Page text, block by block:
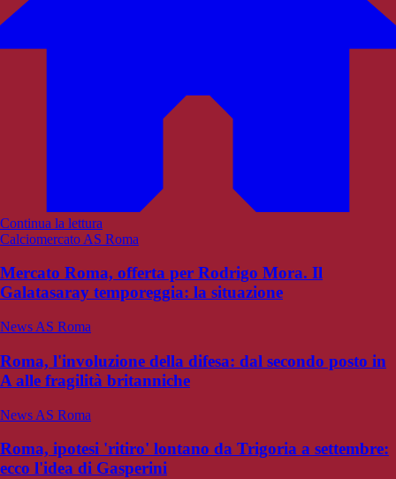
Continua la lettura
Calciomercato AS Roma
Mercato Roma, offerta per Rodrigo Mora. Il
Galatasaray temporeggia: la situazione
News AS Roma
Roma, l'involuzione della difesa: dal secondo posto in
A alle fragilità britanniche
News AS Roma
Roma, ipotesi 'ritiro' lontano da Trigoria a settembre:
ecco l'idea di Gasperini